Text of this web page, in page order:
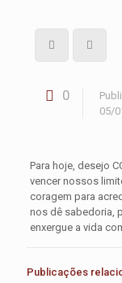
0
05/
Para hoje, desejo
vencer nossos
coragem para
nos dê sabedoria,
enxergue a vida
Publicações